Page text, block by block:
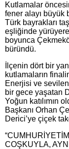
Kutlamalar
fener alayı büyük
Türk bayrakları
eşliğinde
boyunca
büründü.
İlçenin dört bir
kutlamaların
Enerjisi ve
bir gece yaşatan
Yoğun katılımın
Başkanı Orhan
Derici’ye çiçek
COŞKUYLA,